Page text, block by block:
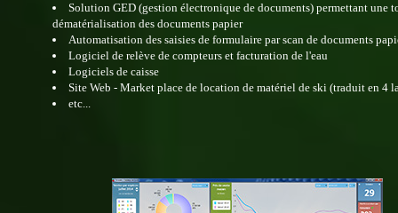
Solution GED (gestion électronique de documents) permettant une
dématérialisation des documents papier
Automatisation des saisies de formulaire par scan de documents
Logiciel de relève de compteurs et facturation de l'eau
Logiciels de caisse
Site Web - Market place de location de matériel de ski (traduit en 4
etc...